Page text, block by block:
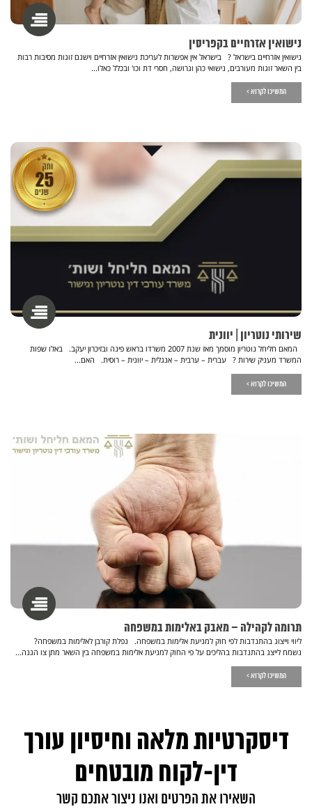
נישואין אזרחיים בקפריסין
נישואין אזרחיים בישראל ? בישראל אין אפשרות לעריכת נישואין אזרחיים וישנם זוגות מסיבות רבות
בין השאר זוגות מעורבים, נישואי כהן וגרושה, חסרי דת וכו' ובכלל כאלו...
המשיכו לקרוא >
שירותי נוטריון | יוונית
המאם חליחל נוטריון מוסמך מאז שנת 2007 משרדו בראש פינה ובזיכרון יעקב. באלו שפות
המשרד מעניק שירות ? עברית – ערבית – אנגלית – יוונית – רוסית. האם...
המשיכו לקרוא >
תרומה לקהילה – מאבק באלימות במשפחה
ליווי וייצוג בהתנדבות לפי חוק למניעת אלימות במשפחה. נפלת קורבן לאלימות במשפחה?
נשמח לייצג בהתנדבות בהליכים על פי החוק למניעת אלימות במשפחה בין השאר מתן צו הגנה...
המשיכו לקרוא >
דיסקרטיות מלאה וחיסיון עורך
דין-לקוח מובטחים
השאירו את הפרטים ואנו ניצור אתכם קשר